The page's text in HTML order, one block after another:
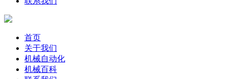
首页
关于我们
机械自动化
机械百科